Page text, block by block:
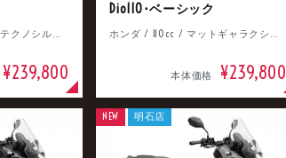
ホンダ / 110cc / マットテクノシルバーメタリック
¥239,800
Dio110･ベーシック
ホンダ / 110cc / マットギャラクシーブラックメタリック
本体価格 ¥239,800
NEW 明石店